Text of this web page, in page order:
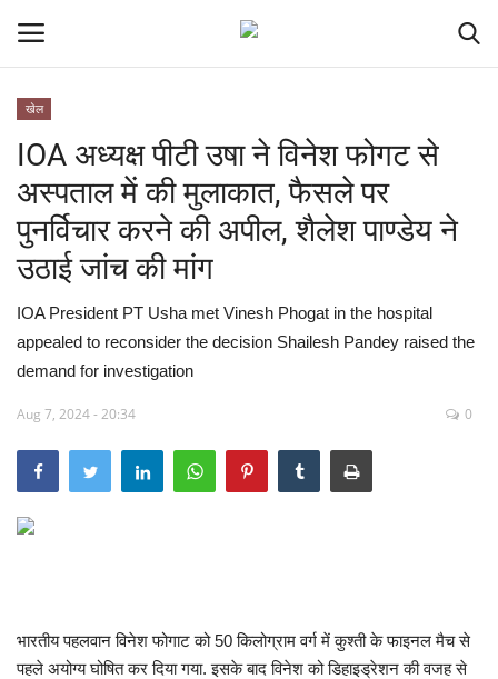
देश
मध्य प्रदेश
विश्व
मुख्य समाचार
विदेश
राष्ट्रीय
व्यापार
खेल
IOA अध्यक्ष पीटी उषा ने विनेश फोगट से
अस्पताल में की मुलाकात, फैसले पर
पुनर्विचार करने की अपील, शैलेश पाण्डेय ने
उठाई जांच की मांग
IOA President PT Usha met Vinesh Phogat in the hospital
appealed to reconsider the decision Shailesh Pandey raised the
demand for investigation
Aug 7, 2024 - 20:34 0
भारतीय पहलवान विनेश फोगाट को 50 किलोग्राम वर्ग में कुश्ती के फाइनल मैच से
पहले अयोग्य घोषित कर दिया गया. इसके बाद विनेश को डिहाइड्रेशन की वजह से